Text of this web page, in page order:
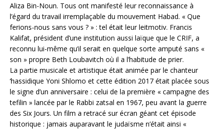
Aliza Bin-Noun. Tous ont manifesté leur reconnaissance à
l’égard du travail irremplaçable du mouvement Habad. « Que
ferions-nous sans vous ? » : tel était leur leitmotiv. Francis
Kalifat, président d’une institution aussi laïque que le CRIF, a
reconnu lui-même qu’il serait en quelque sorte amputé sans «
son » propre Beth Loubavitch où il a l’habitude de prier.
La partie musicale et artistique était animée par le chanteur
‘hassidique Yoni Shlomo et cette édition 2017 était placée sous
le signe d’un anniversaire : celui de la première « campagne des
tefilin » lancée par le Rabbi zatsal en 1967, peu avant la guerre
des Six Jours. Un film a retracé sur écran géant cet épisode
historique : jamais auparavant le judaïsme n’était ainsi «